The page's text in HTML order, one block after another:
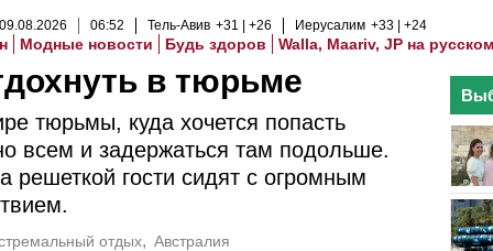
09.08.2026 06:52 Тель-Авив +31 +26 Иерусалим +33 +24
Модные новости Будь здоров Walla, Maariv, JP на русском
в тюрьме
тюрьмы, куда хочется попасть
всем и задержаться там подольше.
решеткой гости сидят с огромным
отдых Австралия